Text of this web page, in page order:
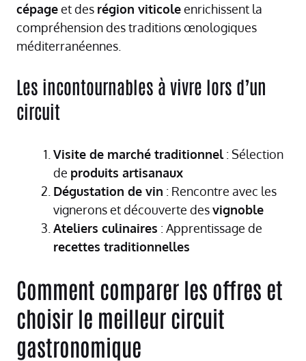
cépageet des région viticoleenrichissent la
compréhension des traditions œnologiques
méditerranéennes.
Les incontournables à vivre lors d’un
circuit
Visite de marché traditionnel: Sélection
de produits artisanaux
Dégustation de vin : Rencontre avec les
vignerons et découverte desvignoble
Ateliers culinaires : Apprentissage de
recettes traditionnelles
Comment comparer les offres et
choisir le meilleur circuit
gastronomique